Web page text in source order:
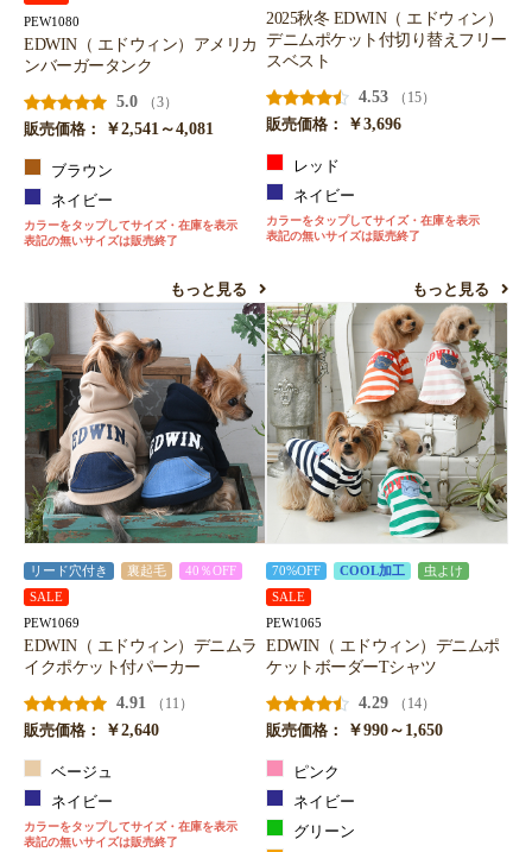
PEW1080
EDWIN（ エドウィン）アメリカ
ンバーガータンク
5.0
（3）
販売価格：
￥2,541～4,081
ブラウン
ネイビー
カラーをタップしてサイズ・在庫を表示
表記の無いサイズは販売終了
もっと見る
2025秋冬 EDWIN（ エドウィン）
デニムポケット付切り替えフリー
スベスト
4.53
（15）
販売価格：
￥3,696
レッド
ネイビー
カラーをタップしてサイズ・在庫を表示
表記の無いサイズは販売終了
もっと見る
リード穴付き 裏起毛
40％OFF
SALE
PEW1069
EDWIN（ エドウィン）デニムラ
イクポケット付パーカー
4.91
（11）
販売価格：
￥2,640
ベージュ
ネイビー
カラーをタップしてサイズ・在庫を表示
表記の無いサイズは販売終了
70%OFF COOL加工
虫よけ
SALE
PEW1065
EDWIN（ エドウィン）デニムポ
ケットボーダーTシャツ
4.29
（14）
販売価格：
￥990～1,650
ピンク
ネイビー
グリーン